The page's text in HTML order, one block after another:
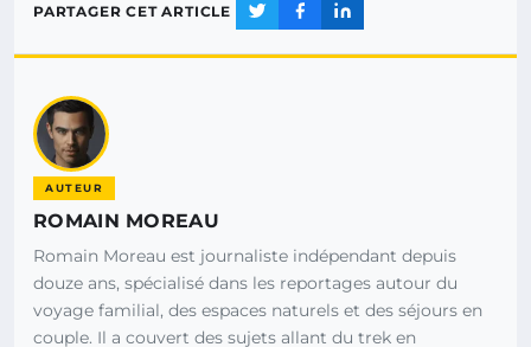
PARTAGER CET ARTICLE
AUTEUR
ROMAIN MOREAU
Romain Moreau est journaliste indépendant depuis
douze ans, spécialisé dans les reportages autour du
voyage familial, des espaces naturels et des séjours en
couple. Il a couvert des sujets allant du trek en